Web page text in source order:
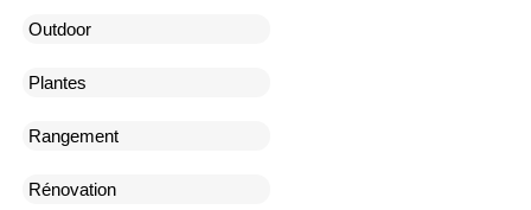
Outdoor
Plantes
Rangement
Rénovation